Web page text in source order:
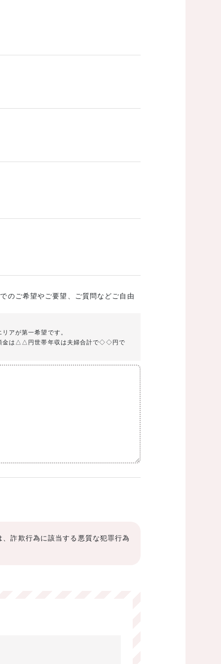
のご希望やご要望、ご質問などご自由
アが第一希望です。
金は△△円世帯年収は夫婦合計で◇◇円で
詐欺行為に該当する悪質な犯罪行為